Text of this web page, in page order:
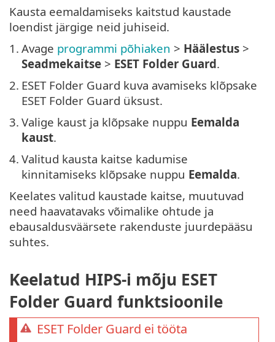
Kausta eemaldamiseks kaitstud kaustade
loendist järgige neid juhiseid.
1. Avage programmi põhiaken > Häälestus >
Seadmekaitse > ESET Folder Guard.
2. ESET Folder Guard kuva avamiseks klõpsake
ESET Folder Guard üksust.
3. Valige kaust ja klõpsake nuppu Eemalda
kaust.
4. Valitud kausta kaitse kadumise
kinnitamiseks klõpsake nuppu Eemalda.
Keelates valitud kaustade kaitse, muutuvad
need haavatavaks võimalike ohtude ja
ebausaldusväärsete rakenduste juurdepääsu
suhtes.
Keelatud HIPS-i mõju ESET
Folder Guard funktsioonile
ESET Folder Guard ei tööta